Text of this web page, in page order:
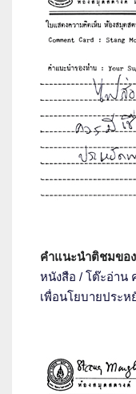
คำแนะนำติชมขอ
หนังสือ / โต๊ะอ่าน
เพื่อนโยบายประห